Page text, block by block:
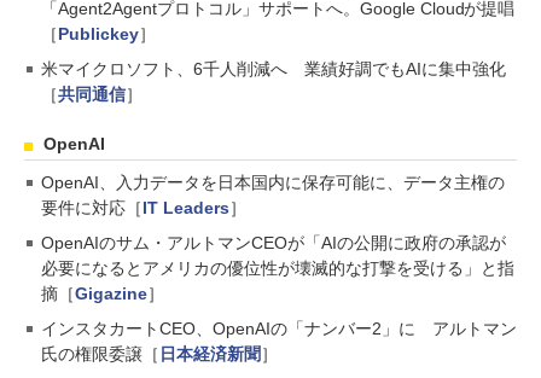
「Agent2Agentプロトコル」サポートへ。Google Cloudが提唱
［Publickey］
米マイクロソフト、6千人削減へ 業績好調でもAIに集中強化
［共同通信］
OpenAI
OpenAI、入力データを日本国内に保存可能に、データ主権の
要件に対応［IT Leaders］
OpenAIのサム・アルトマンCEOが「AIの公開に政府の承認が
必要になるとアメリカの優位性が壊滅的な打撃を受ける」と指
摘［Gigazine］
インスタカートCEO、OpenAIの「ナンバー2」に アルトマン
氏の権限委譲［ 日本経済新聞］